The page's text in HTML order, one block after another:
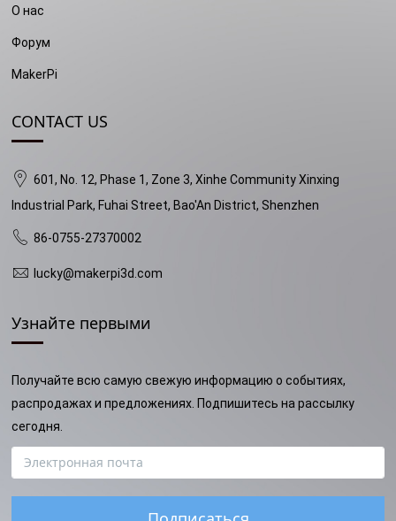
О нас
Форум
MakerPi
CONTACT US
601, No. 12, Phase 1, Zone 3, Xinhe Community Xinxing
Industrial Park, Fuhai Street, Bao'An District, Shenzhen
86-0755-27370002
lucky@makerpi3d.com
Узнайте первыми
Получайте всю самую свежую информацию о событиях,
распродажах и предложениях. Подпишитесь на рассылку
сегодня.